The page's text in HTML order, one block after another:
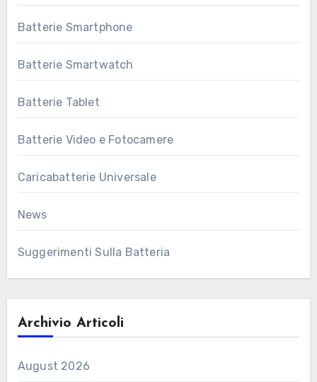
Batterie Smartphone
Batterie Smartwatch
Batterie Tablet
Batterie Video e Fotocamere
Caricabatterie Universale
News
Suggerimenti Sulla Batteria
Archivio Articoli
August 2026